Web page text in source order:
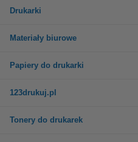
Drukarki
Materiały biurowe
Papiery do drukarki
123drukuj.pl
Tonery do drukarek